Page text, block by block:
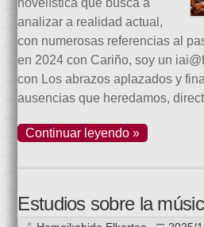
novelística que busca a
analizar a realidad actual,
con numerosas referencias al
en 2024 con Cariño, soy un
con Los abrazos aplazados y
ausencias que heredamos,
Continuar leyendo »
Estudios sobre la